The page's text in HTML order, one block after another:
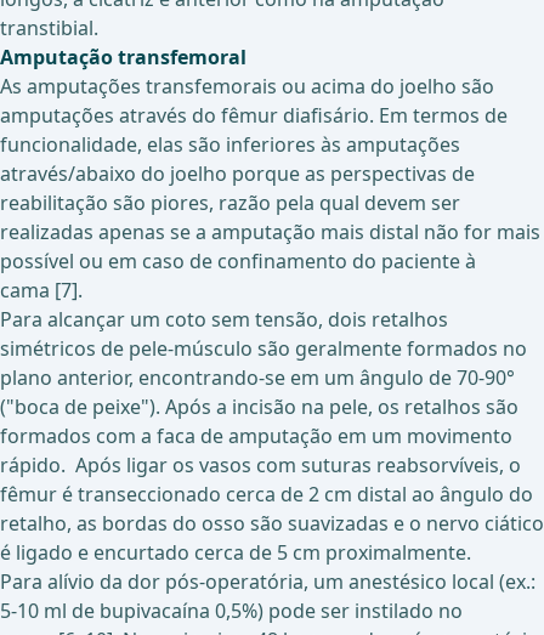
transtibial.
Amputação transfemoral
As amputações transfemorais ou acima do joelho são
amputações através do fêmur diafisário. Em termos de
funcionalidade, elas são inferiores às amputações
através/abaixo do joelho porque as perspectivas de
reabilitação são piores, razão pela qual devem ser
realizadas apenas se a amputação mais distal não for mais
possível ou em caso de confinamento do paciente à
cama [7].
Para alcançar um coto sem tensão, dois retalhos
simétricos de pele-músculo são geralmente formados no
plano anterior, encontrando-se em um ângulo de 70-90°
("boca de peixe"). Após a incisão na pele, os retalhos são
formados com a faca de amputação em um movimento
rápido. Após ligar os vasos com suturas reabsorvíveis, o
fêmur é transeccionado cerca de 2 cm distal ao ângulo do
retalho, as bordas do osso são suavizadas e o nervo ciático
é ligado e encurtado cerca de 5 cm proximalmente.
Para alívio da dor pós-operatória, um anestésico local (ex.:
5-10 ml de bupivacaína 0,5%) pode ser instilado no